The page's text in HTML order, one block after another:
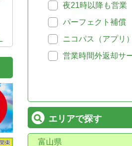
夜21時以降も営業
パーフェクト補償
ニコパス（アプリ）
営業時間外返却サ
エリアで探す
富山県